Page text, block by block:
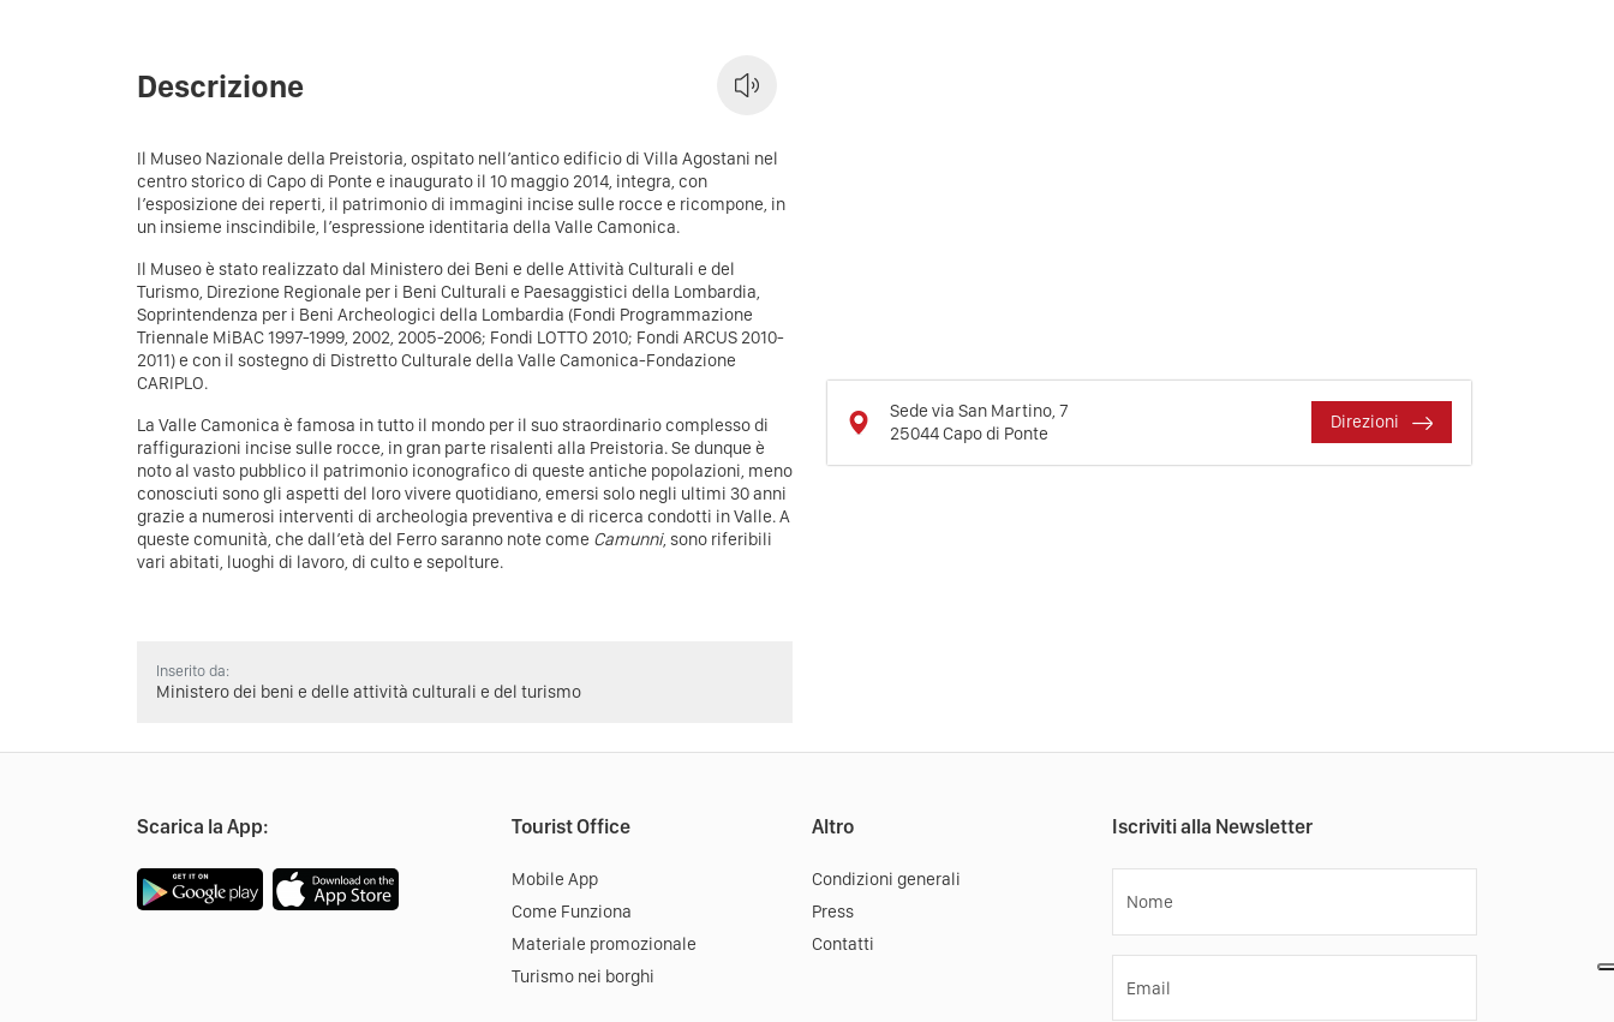
Descrizione
Il Museo Nazionale della Preistoria, ospitato nell’antico edificio di Villa Agostani nel
centro storico di Capo di Ponte e inaugurato il 10 maggio 2014, integra, con
l’esposizione dei reperti, il patrimonio di immagini incise sulle rocce e ricompone, in
un insieme inscindibile, l’espressione identitaria della Valle Camonica.
Il Museo è stato realizzato dal Ministero dei Beni e delle Attività Culturali e del
Turismo, Direzione Regionale per i Beni Culturali e Paesaggistici della Lombardia,
Soprintendenza per i Beni Archeologici della Lombardia (Fondi Programmazione
Triennale MiBAC 1997-1999, 2002, 2005-2006; Fondi LOTTO 2010; Fondi ARCUS 2010-
2011) e con il sostegno di Distretto Culturale della Valle Camonica-Fondazione
CARIPLO.
La Valle Camonica è famosa in tutto il mondo per il suo straordinario complesso di
raffigurazioni incise sulle rocce, in gran parte risalenti alla Preistoria. Se dunque è
noto al vasto pubblico il patrimonio iconografico di queste antiche popolazioni, meno
conosciuti sono gli aspetti del loro vivere quotidiano, emersi solo negli ultimi 30 anni
grazie a numerosi interventi di archeologia preventiva e di ricerca condotti in Valle. A
queste comunità, che dall’età del Ferro saranno note come Camunni, sono riferibili
vari abitati, luoghi di lavoro, di culto e sepolture.
Inserito da:
Ministero dei beni e delle attività culturali e del turismo
Sede via San Martino, 7
25044Capo di Ponte
Direzioni
Scarica la App: Tourist Office
Mobile App
Come Funziona
Materiale promozionale
Turismo nei borghi
Altro
Condizioni generali
Press
Contatti
Iscriviti alla Newsletter
Nome
Email